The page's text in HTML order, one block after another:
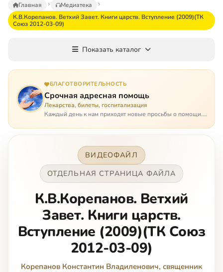
Главная
Медиатека
К.В.Корепанов. Ветхий Завет. Книги царств. Вступление (2009)(ТК
Союз 2012-03-09)
Показать каталог
БЛАГОТВОРИТЕЛЬНОСТЬ
Срочная адресная помощь
Лекарства, билеты, госпитализация
Каждый день к нам приходят новые просьбы о помощи.
она нужна была вчера: в приеме лекарств образовался
ВИДЕОФАЙЛ
ОТДЕЛЬНАЯ СТРАНИЦА ФАЙЛА
К.В.Корепанов. Ветхий
Завет. Книги царств.
Вступление (2009)(ТК Союз
2012-03-09)
Корепанов Константин Владиленович, священник